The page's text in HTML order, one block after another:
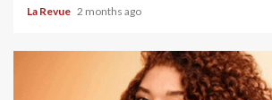
La Revue 2 months ago